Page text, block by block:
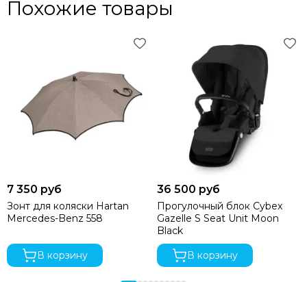
Похожие товары
7 350 руб
Зонт для коляски Hartan
Mercedes-Benz 558
В корзину
36 500 руб
Прогулочный блок Cybex
Gazelle S Seat Unit Moon
Black
В корзину